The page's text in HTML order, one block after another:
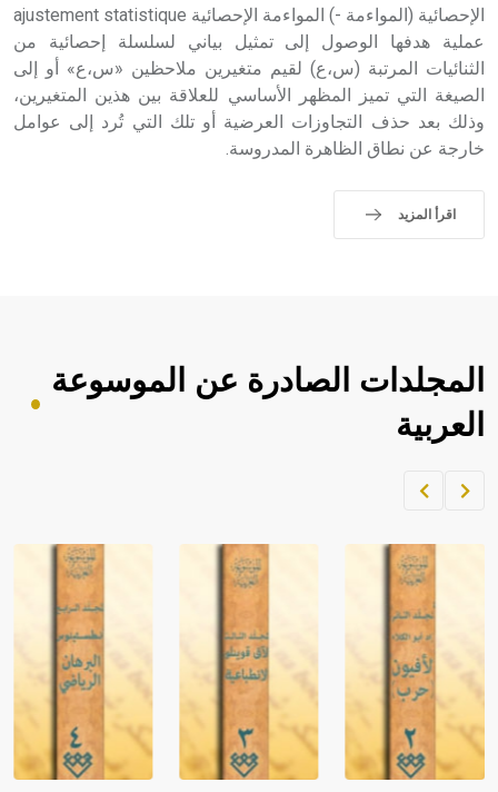
الإحصائية (المواءمة -) المواءمة الإحصائية ajustement statistique
عملية هدفها الوصول إلى تمثيل بياني لسلسلة إحصائية من
الثنائيات المرتبة (س،ع) لقيم متغيرين ملاحظين «س،ع» أو إلى
الصيغة التي تميز المظهر الأساسي للعلاقة بين هذين المتغيرين،
وذلك بعد حذف التجاوزات العرضية أو تلك التي تُرد إلى عوامل
خارجة عن نطاق الظاهرة المدروسة.
اقرأ المزيد
المجلدات الصادرة عن الموسوعة
العربية